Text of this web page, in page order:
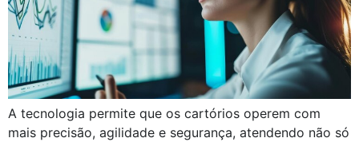
A tecnologia permite que os cartórios operem com
mais precisão, agilidade e segurança, atendendo não só